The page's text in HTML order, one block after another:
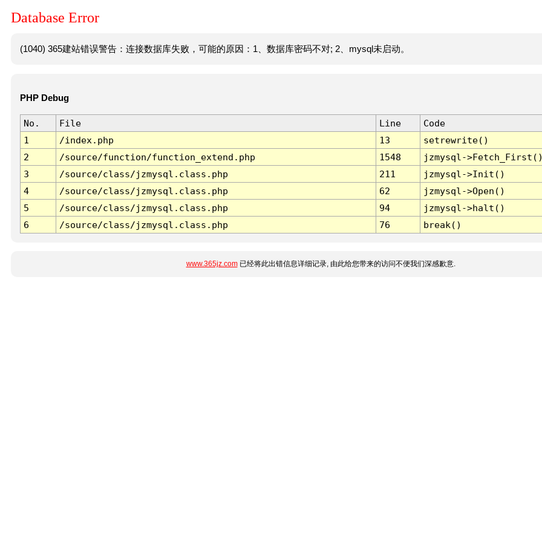
Database Error
(1040) 365建站错误警告：连接数据库失败，可能的原因：1、数据库密码不对; 2、mysql未启动。
PHP Debug
No. File Line
Code
1
/index.php 13
setrewrite()
2
/source/function/function_extend.php 1548
jzmysql-
3
/source/class/jzmysql.class.php 211
jzmysql->Init()
4
/source/class/jzmysql.class.php 62
jzmysql->Open()
5
/source/class/jzmysql.class.php 94
jzmysql->halt()
6
/source/class/jzmysql.class.php 76 break()
www.365jz.com已经将此出错信息详细记录, 由此给您带来的访问不便我们深感歉意.